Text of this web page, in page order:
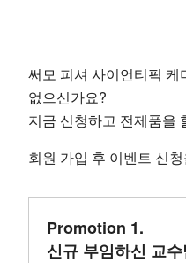
써모 피셔 사이언티픽
없으신가요?
지금 신청하고 전제품을
회원 가입 후 이벤트 신
Promotion 1.
신규 부임하신 교수